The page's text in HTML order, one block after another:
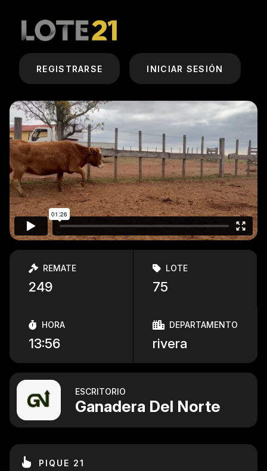
REGISTRARSE INICIAR SESIÓN
REMATE
249
LOTE
75
HORA
13:56
DEPARTAMENTO
rivera
ESCRITORIO
Ganadera Del Norte
PIQUE 21